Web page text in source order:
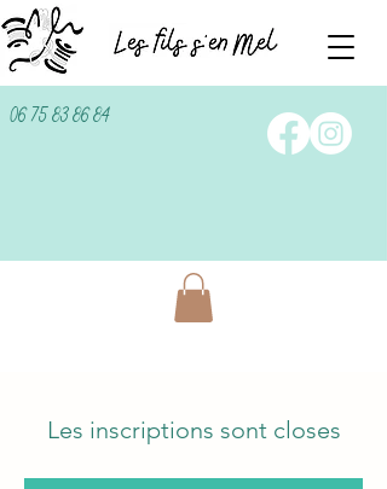
06 75 83 86 84
Les inscriptions sont closes